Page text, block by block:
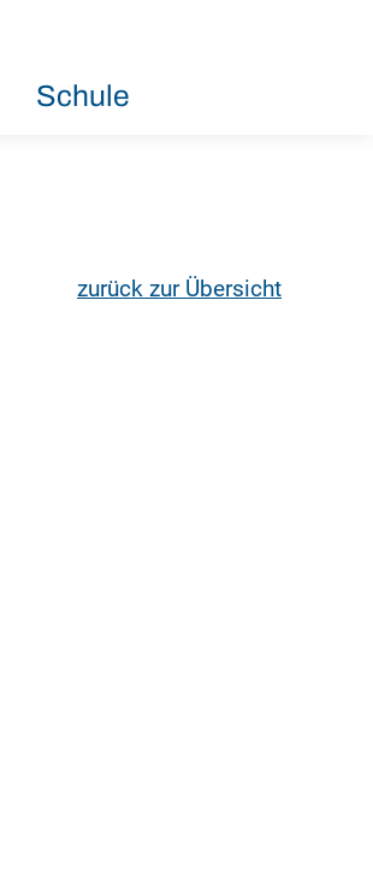
Schule
zurück zur Übersicht